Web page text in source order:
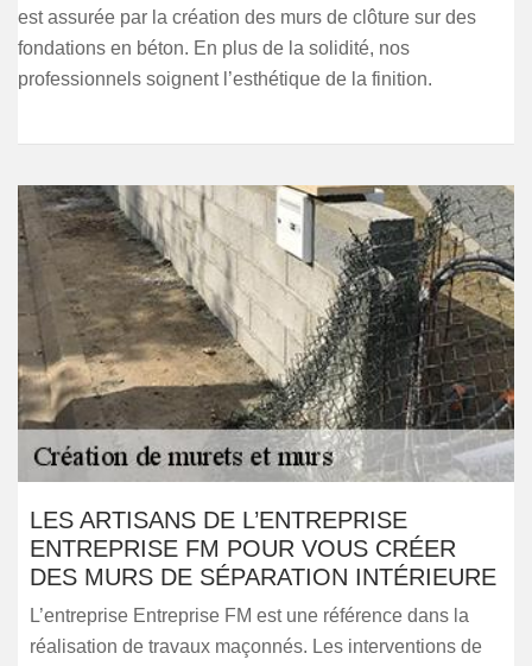
est assurée par la création des murs de clôture sur des
fondations en béton. En plus de la solidité, nos
professionnels soignent l’esthétique de la finition.
LES ARTISANS DE L’ENTREPRISE
ENTREPRISE FM POUR VOUS CRÉER
DES MURS DE SÉPARATION INTÉRIEURE
L’entreprise Entreprise FM est une référence dans la
réalisation de travaux maçonnés. Les interventions de